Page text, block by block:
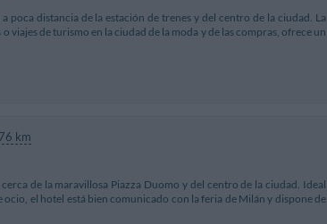
poca distancia de la estación de trenes y del centro de la ciudad. La
viajes de turismo en la ciudad de la moda y de las compras, ofrece un
km
de la maravillosa Piazza Duomo y del centro de la ciudad. Ideal
el hotel está bien comunicado con la feria de Milán y dispone de